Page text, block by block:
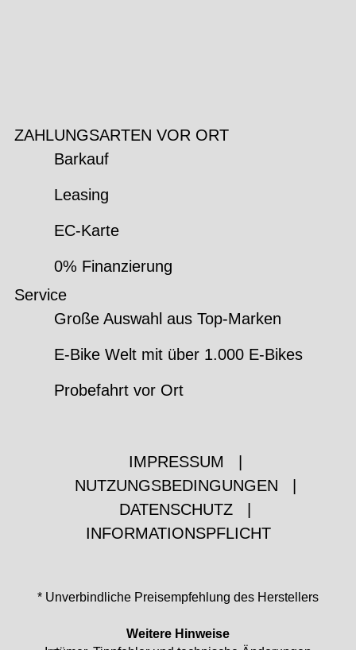
ZAHLUNGSARTEN VOR ORT
Barkauf
Leasing
EC-Karte
0% Finanzierung
Service
Große Auswahl aus Top-Marken
E-Bike Welt mit über 1.000 E-Bikes
Probefahrt vor Ort
IMPRESSUM
NUTZUNGSBEDINGUNGEN
DATENSCHUTZ
INFORMATIONSPFLICHT
* Unverbindliche Preisempfehlung des Herstellers
Weitere Hinweise